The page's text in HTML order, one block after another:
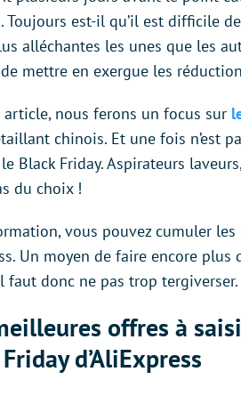
Toujours est-il qu’il est difficile
alléchantes les unes que les
de mettre en exergue les
article, nous ferons un focus sur
chinois. Et une fois n’est
Black Friday. Aspirateurs
du choix !
vous pouvez cumuler
Un moyen de faire encore plus
faut donc ne pas trop tergiverser.
meilleures offres à
d’AliExpress